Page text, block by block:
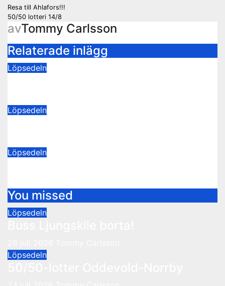
Inläggsnavigering
Resa till Ahlafors!!!
50/50 lotteri 14/8
avTommy Carlsson
Relaterade inlägg
Löpsedeln
Löpsedeln
Löpsedeln
You missed
Löpsedeln
Löpsedeln